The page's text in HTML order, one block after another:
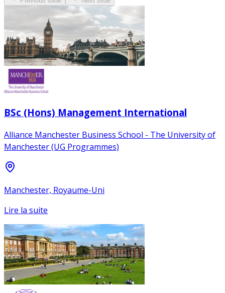
BSc (Hons) Management International
Alliance Manchester Business School - The University of
Manchester (UG Programmes)
Manchester, Royaume-Uni
Lire la suite